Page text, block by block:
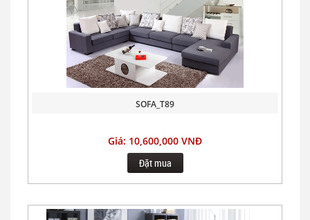
SOFA_T89
Giá: 10,600,000 VNĐ
Đặt mua